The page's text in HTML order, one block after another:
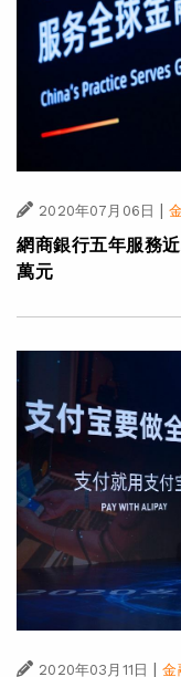
2020年07月06日 |
網商銀行五年服務
萬元
2020年03月11日 | 金